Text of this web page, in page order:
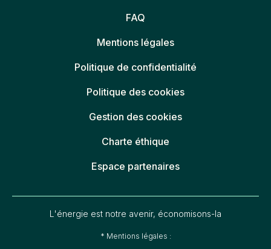
FAQ
Mentions légales
Politique de confidentialité
Politique des cookies
Gestion des cookies
Charte éthique
Espace partenaires
L'énergie est notre avenir, économisons-la
* Mentions légales :